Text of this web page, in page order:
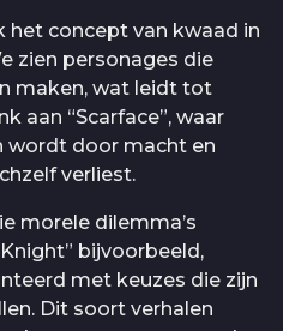
het concept van kwaad in
zien personages die
maken, wat leidt tot
aan “Scarface”, waar
wordt door macht en
verliest.
morele dilemma’s
bijvoorbeeld,
met keuzes die zijn
Dit soort verhalen